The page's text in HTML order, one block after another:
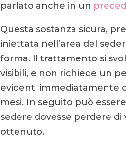
parlato anche in un
Questa sostanza sicura,
iniettata nell’area del
forma. Il trattamento si
visibili, e non richiede un
evidenti immediatamente
mesi. In seguito può
sedere dovesse perdere
ottenuto.